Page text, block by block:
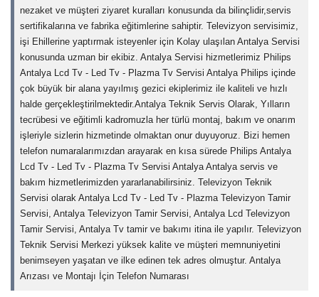
nezaket ve müşteri ziyaret kuralları konusunda da bilinçlidir,servis
sertifikalarına ve fabrika eğitimlerine sahiptir. Televizyon servisimiz,
işi Ehillerine yaptırmak isteyenler için Kolay ulaşılan Antalya Servisi
konusunda uzman bir ekibiz. Antalya Servisi hizmetlerimiz Philips
Antalya Lcd Tv - Led Tv - Plazma Tv Servisi Antalya Philips içinde
çok büyük bir alana yayılmış gezici ekiplerimiz ile kaliteli ve hızlı
halde gerçekleştirilmektedir.Antalya Teknik Servis Olarak, Yılların
tecrübesi ve eğitimli kadromuzla her türlü montaj, bakım ve onarım
işleriyle sizlerin hizmetinde olmaktan onur duyuyoruz. Bizi hemen
telefon numaralarımızdan arayarak en kısa sürede Philips Antalya
Lcd Tv - Led Tv - Plazma Tv Servisi Antalya Antalya servis ve
bakım hizmetlerimizden yararlanabilirsiniz. Televizyon Teknik
Servisi olarak Antalya Lcd Tv - Led Tv - Plazma Televizyon Tamir
Servisi, Antalya Televizyon Tamir Servisi, Antalya Lcd Televizyon
Tamir Servisi, Antalya Tv tamir ve bakımı itina ile yapılır. Televizyon
Teknik Servisi Merkezi yüksek kalite ve müşteri memnuniyetini
benimseyen yaşatan ve ilke edinen tek adres olmuştur. Antalya
Arızası ve Montajı İçin Telefon Numarası